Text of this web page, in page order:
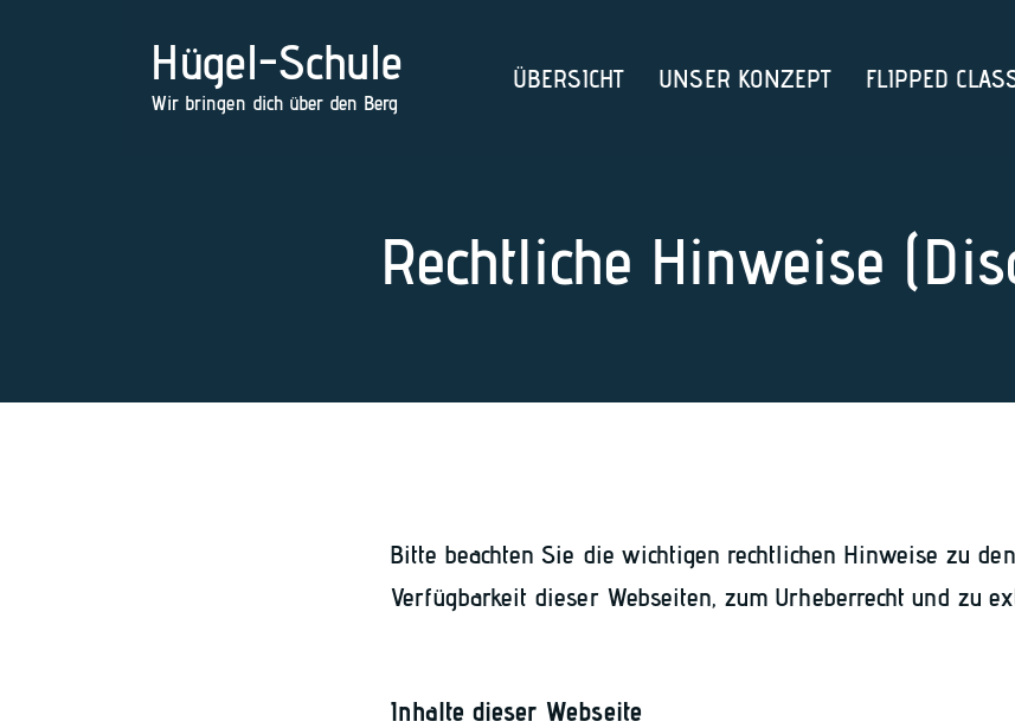
Hügel-Schule
Wir bringen dich über den Berg
ÜBERSICHT UNSER KONZEPT FLIPPED
Rechtliche Hinweise
Bitte beachten Sie die wichtigen rechtlichen Hinweise zu
Verfügbarkeit dieser Webseiten, zum Urheberrecht und zu
Inhalte dieser Webseite